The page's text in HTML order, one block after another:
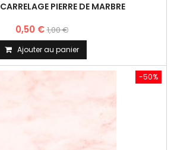
PIERRE DE MARBRE
0,50 €1,00 €
Ajouter au panier
-50%